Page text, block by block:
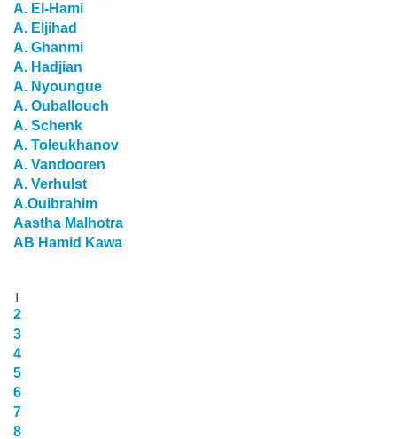
A. El-Hami
A. Eljihad
A. Ghanmi
A. Hadjian
A. Nyoungue
A. Ouballouch
A. Schenk
A. Toleukhanov
A. Vandooren
A. Verhulst
A.Ouibrahim
Aastha Malhotra
AB Hamid Kawa
1
2
3
4
5
6
7
8